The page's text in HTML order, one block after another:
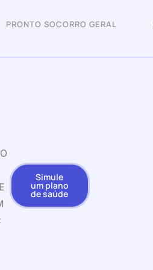
PRONTO SOCORRO GERAL
Simule
um plano
de saúde